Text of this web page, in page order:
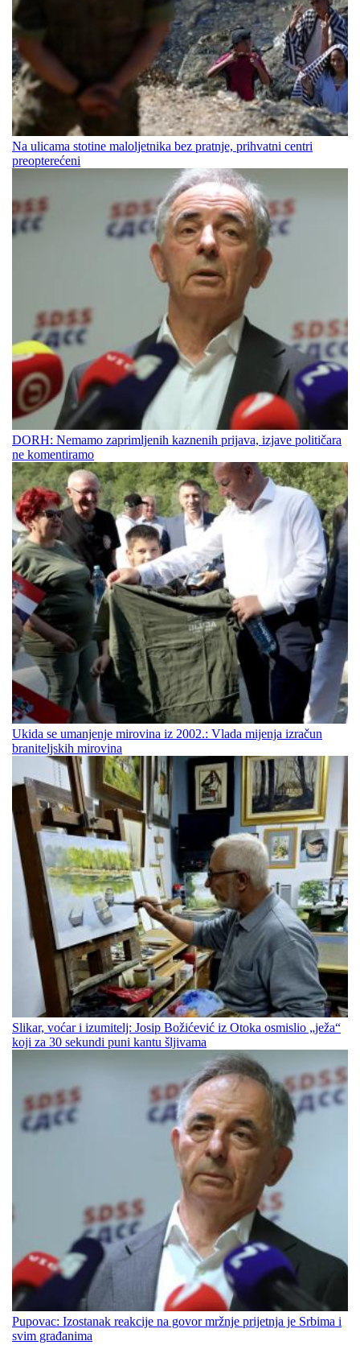
Na ulicama stotine maloljetnika bez pratnje, prihvatni centri
preopterećeni
DORH: Nemamo zaprimljenih kaznenih prijava, izjave političara
ne komentiramo
Ukida se umanjenje mirovina iz 2002.: Vlada mijenja izračun
braniteljskih mirovina
Slikar, voćar i izumitelj: Josip Božićević iz Otoka osmislio „ježa“
koji za 30 sekundi puni kantu šljivama
Pupovac: Izostanak reakcije na govor mržnje prijetnja je Srbima i
svim građanima